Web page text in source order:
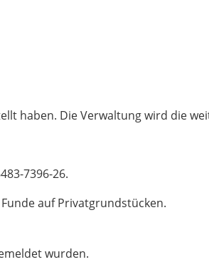
haben. Die Verwaltung wird die
7396-26.
auf Privatgrundstücken.
wurden.